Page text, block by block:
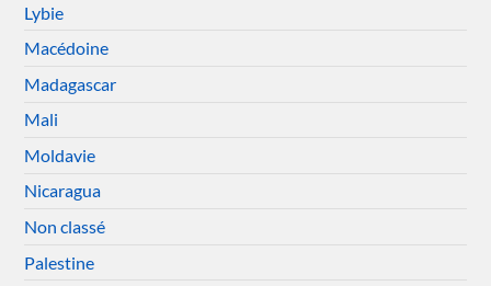
Lybie
Macédoine
Madagascar
Mali
Moldavie
Nicaragua
Non classé
Palestine